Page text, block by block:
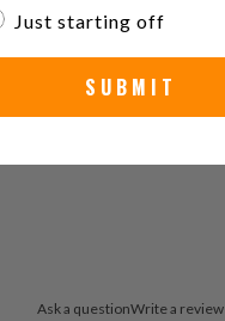
Ask a questionWrite a review
Just starting off
SUBMIT